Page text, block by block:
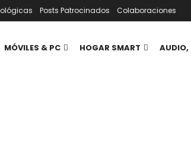
Posts Patrocinados Colaboraciones
MÓVILES & PC HOGAR SMART AUDIO,